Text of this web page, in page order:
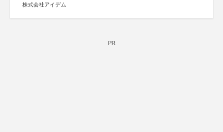
株式会社アイデム
PR